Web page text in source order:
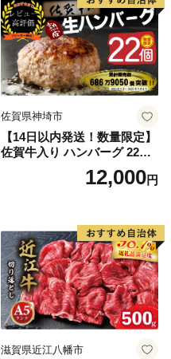
佐賀県神埼市
【14日以内発送！数量限定】
佐賀牛入り ハンバーグ 22個
2.6kg(120g×22個)【佐賀牛
黒毛和牛 ブランド牛 九州 ハ
気】(H083106)
12,000円
滋賀県近江八幡市